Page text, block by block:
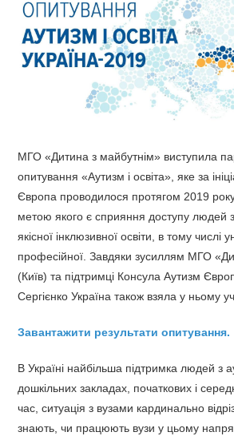
МГО «Дитина з майбутнім» виступила
опитування «Аутизм і освіта», яке за
Європа проводилося протягом 2019
метою якого є сприяння доступу людей
якісної інклюзивної освіти, в тому числі
професійної. Завдяки зусиллям МГО
(Київ) та підтримці Консула Аутизм
Сергієнко Україна також взяла у ньому
Завантажити результати опитування.
В Україні найбільша підтримка людей з
дошкільних закладах, початкових і
час, ситуація з вузами кардинально
знають, чи працюють вузи у цьому